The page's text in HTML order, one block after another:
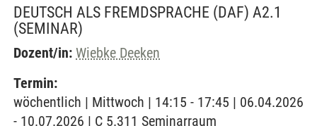
DEUTSCH ALS FREMDSPRACHE (DAF) A2.1
(SEMINAR)
Dozent/in: Wiebke Deeken
Termin:
wöchentlich | Mittwoch | 14:15 - 17:45 | 06.04.2026
- 10.07.2026 | C 5.311 Seminarraum